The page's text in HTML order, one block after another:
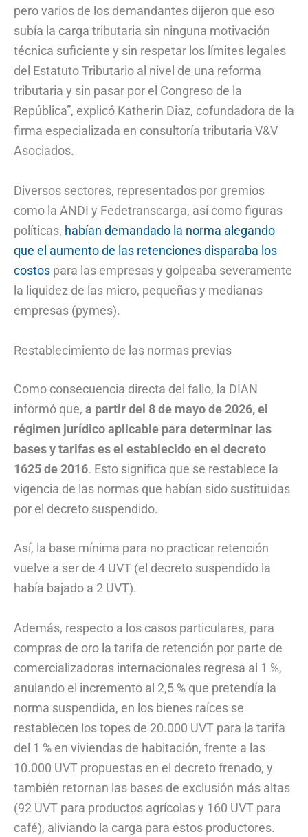
pero varios de los demandantes dijeron que eso
subía la carga tributaria sin ninguna motivación
técnica suficiente y sin respetar los límites legales
del Estatuto Tributario al nivel de una reforma
tributaria y sin pasar por el Congreso de la
República”, explicó Katherin Diaz, cofundadora de la
firma especializada en consultoría tributaria V&V
Asociados.
Diversos sectores, representados por gremios
como la ANDI y Fedetranscarga, así como figuras
políticas, habían demandado la norma alegando
que el aumento de las retenciones disparaba los
costos para las empresas y golpeaba severamente
la liquidez de las micro, pequeñas y medianas
empresas (pymes).
Restablecimiento de las normas previas
Como consecuencia directa del fallo, la DIAN
informó que, a partir del 8 de mayo de 2026, el
régimen jurídico aplicable para determinar las
bases y tarifas es el establecido en el decreto
1625 de 2016. Esto significa que se restablece la
vigencia de las normas que habían sido sustituidas
por el decreto suspendido.
Así, la base mínima para no practicar retención
vuelve a ser de 4 UVT (el decreto suspendido la
había bajado a 2 UVT).
Además, respecto a los casos particulares, para
compras de oro la tarifa de retención por parte de
comercializadoras internacionales regresa al 1 %,
anulando el incremento al 2,5 % que pretendía la
norma suspendida, en los bienes raíces se
restablecen los topes de 20.000 UVT para la tarifa
del 1 % en viviendas de habitación, frente a las
10.000 UVT propuestas en el decreto frenado, y
también retornan las bases de exclusión más altas
(92 UVT para productos agrícolas y 160 UVT para
café), aliviando la carga para estos productores.